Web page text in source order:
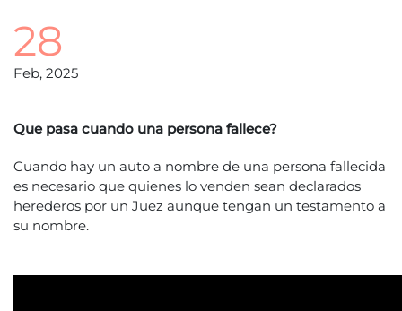
28
Feb, 2025
Que pasa cuando una persona fallece?
Cuando hay un auto a nombre de una persona fallecida
es necesario que quienes lo venden sean declarados
herederos por un Juez aunque tengan un testamento a
su nombre.